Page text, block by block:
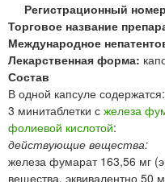
Регистрационный
Торговое название
Международное
Лекарственная форма:
Состав
В одной капсуле содержатся:
3 минитаблетки с железа
фолиевой кислотой:
действующие вещества:
железа фумарат 163,56 мг
вещества, эквивалентно 50